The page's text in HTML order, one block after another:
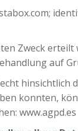
Zweck
auf
konnten,
www.agpd.es